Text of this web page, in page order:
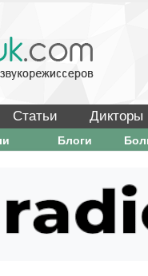
Статьи Дикторы
Блоги